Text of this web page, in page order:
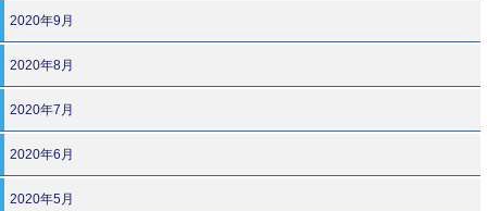
2020年9月
2020年8月
2020年7月
2020年6月
2020年5月